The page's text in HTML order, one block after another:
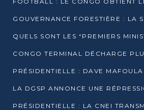
QUELS SONT LES “PREMIERS